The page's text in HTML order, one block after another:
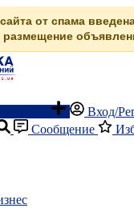
от спама
размещение
Вход/
Сообщение